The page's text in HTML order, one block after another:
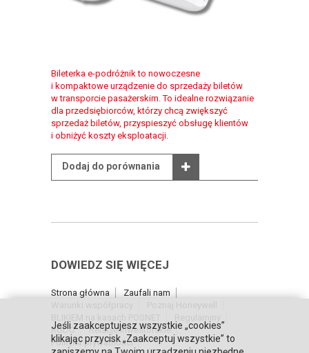
Bileterka e-podróżnik to nowoczesne
i kompaktowe urządzenie do sprzedaży biletów
w transporcie pasażerskim. To idealne rozwiązanie
dla przedsiębiorców, którzy chcą zwiększyć
sprzedaż biletów, przyspieszyć obsługę klientów
i obniżyć koszty eksploatacji.
Dodaj do porównania
DOWIEDZ SIĘ WIĘCEJ
Strona główna
Zaufali nam
RODO
Relacje inwestorskie
Polityka prywatności
Jeśli zaakceptujesz wszystkie „cookies”
klikając przycisk „Zaakceptuj wszystkie” to